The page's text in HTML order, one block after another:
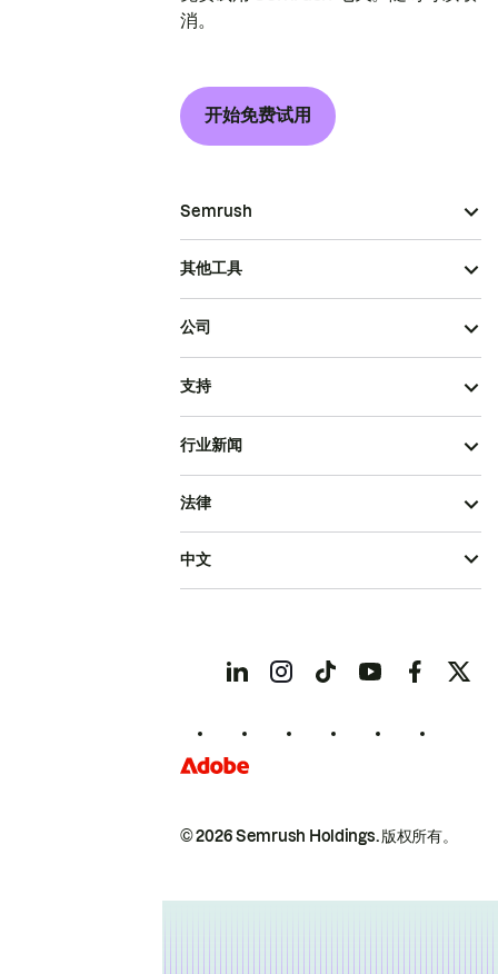
消。
开始免费试用
Semrush
其他工具
公司
支持
行业新闻
© 2026 Semrush Holdings.版权所有。
法律
中文